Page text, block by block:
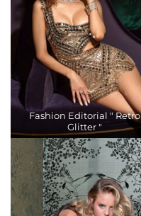
Fashion Editorial " Retro
Glitter "